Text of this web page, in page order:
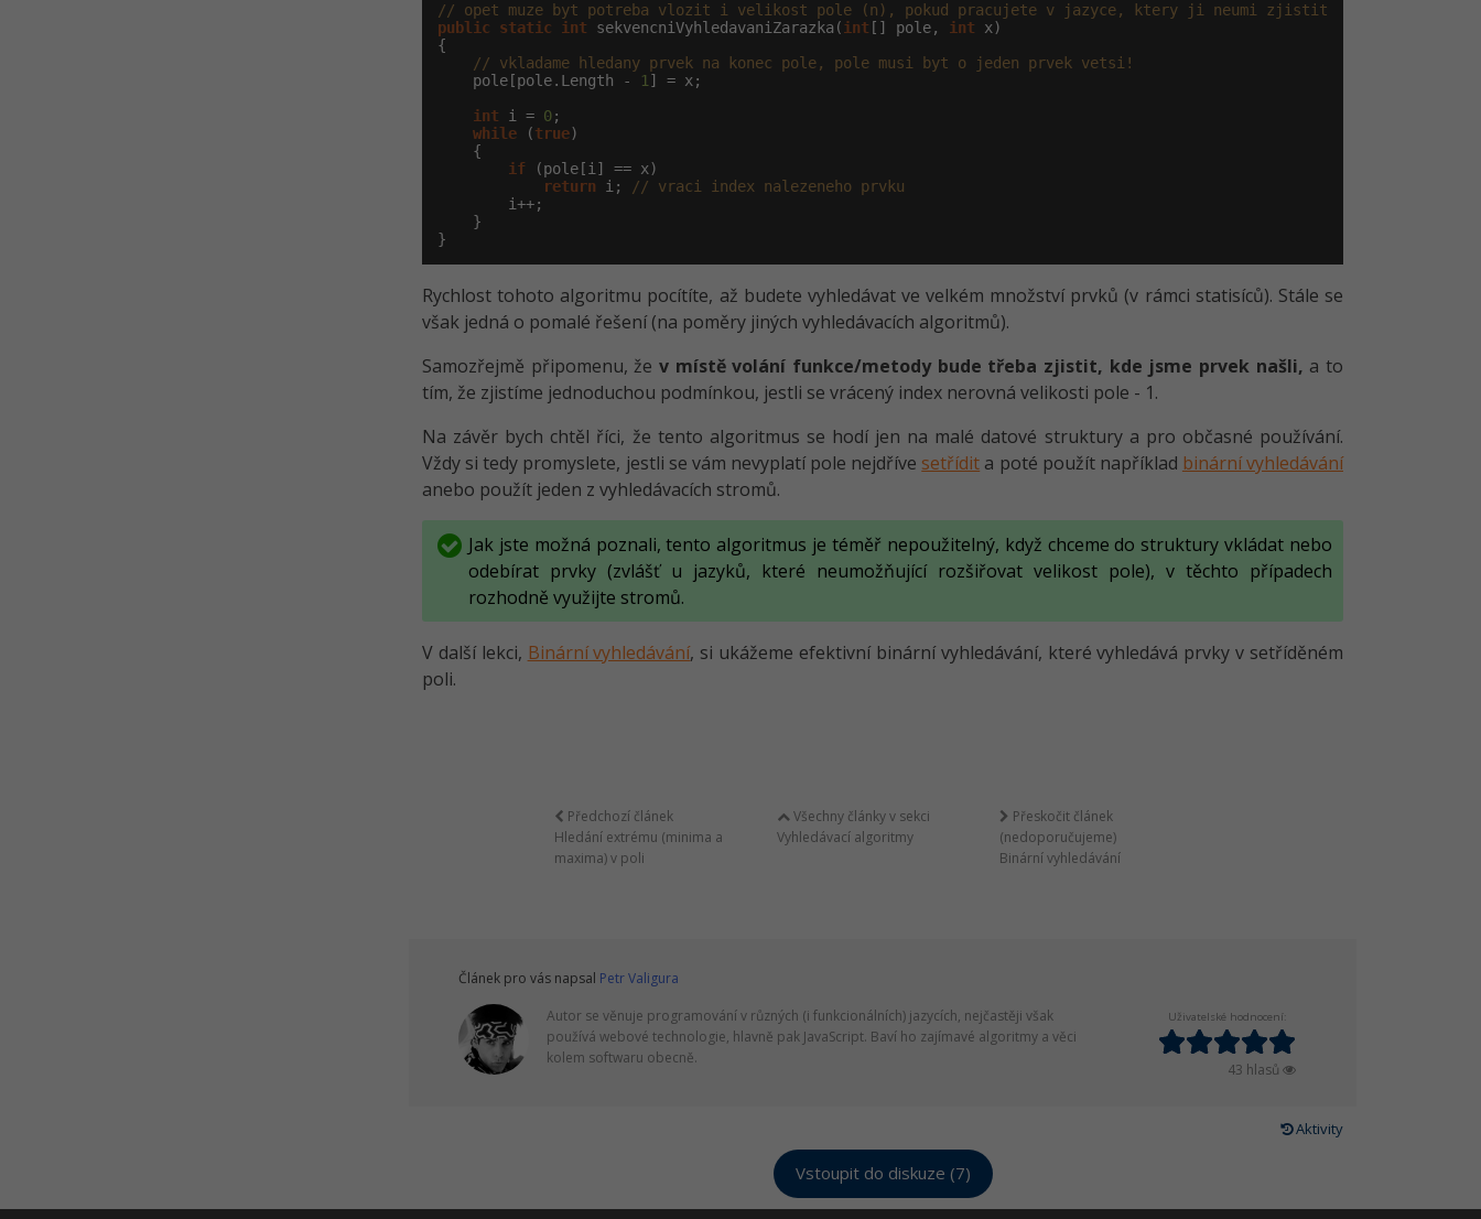
// opet muze byt potreba vlozit i velikost pole (n), pokud pracujete v jazyce, ktery ji neumi zjistit
public
static int sekvencniVyhledavaniZarazka(int [] pole, int x)
{
// vkladame hledany prvek na konec pole, pole musi byt o jeden prvek vetsi!
    pole[pole.Length -
1 ] = x;
int i = 0;
while (true)
    {
if (pole[i] == x)
return i;
// vraci index nalezeneho prvku
        i++;
    }
}
Rychlost tohoto algoritmu pocítíte, až budete vyhledávat ve velkém množství prvků (v rámci statisíců). Stále se
však jedná o pomalé řešení (na poměry jiných vyhledávacích algoritmů).
Samozřejmě připomenu, že v místě volání funkce/metody bude třeba zjistit, kde jsme prvek našli, a to
tím, že zjistíme jednoduchou podmínkou, jestli se vrácený index nerovná velikosti pole - 1.
Na závěr bych chtěl říci, že tento algoritmus se hodí jen na malé datové struktury a pro občasné používání.
Vždy si tedy promyslete, jestli se vám nevyplatí pole nejdříve setřídit a poté použít například binární vyhledávání
anebo použít jeden z vyhledávacích stromů.
Jak jste možná poznali, tento algoritmus je téměř nepoužitelný, když chceme do struktury vkládat nebo
odebírat prvky (zvlášť u jazyků, které neumožňující rozšiřovat velikost pole), v těchto případech
rozhodně využijte stromů.
V další lekci, Binární vyhledávání, si ukážeme efektivní binární vyhledávání, které vyhledává prvky v setříděném
poli.
Předchozí článek
Hledání extrému (minima a
maxima) v poli
Všechny články v sekci
Vyhledávací algoritmy
Přeskočit článek
(nedoporučujeme)
Binární vyhledávání
Článek pro vás napsal Petr Valigura
Uživatelské hodnocení:
43 hlasů
Autor se věnuje programování v různých (i funkcionálních) jazycích, nejčastěji však
používá webové technologie, hlavně pak JavaScript. Baví ho zajímavé algoritmy a věci
kolem softwaru obecně.
Aktivity
Vstoupit do diskuze (7)